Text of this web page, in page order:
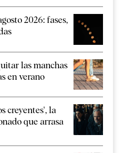
2026: fases,
las manchas
en verano
creyentes', la
que arrasa